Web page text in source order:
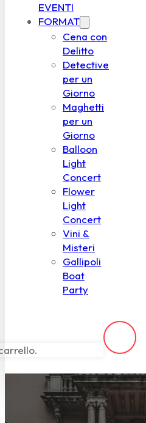
EVENTI
FORMAT
Cena con
Delitto
Detective
per un
Giorno
Maghetti
per un
Giorno
Balloon
Light
Concert
Flower
Light
Concert
Vini &
Misteri
Gallipoli
Boat
Party